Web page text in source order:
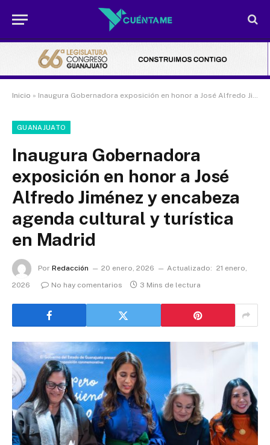
Inicio » Inaugura Gobernadora exposición en honor a José Alfredo Jiménez y encabeza agenda cultural y turística en Madrid
GUANAJUATO
Inaugura Gobernadora
exposición en honor a José
Alfredo Jiménez y encabeza
agenda cultural y turística
en Madrid
Por Redacción 20 enero, 2026 Actualizado: 21 enero,
2026
No hay comentarios 3 Mins de lectura